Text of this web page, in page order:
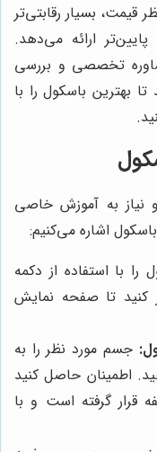
قیمت، بسیار رقابتی‌تر
ارائه می‌دهد.
تخصصی و بررسی
بهترین باسکول را با
نیاز به آموزش خاصی
اشاره می‌کنیم:
را با استفاده از دکمه
تا صفحه نمایش
جسم مورد نظر را به
اطمینان حاصل کنید
قرار گرفته است و با